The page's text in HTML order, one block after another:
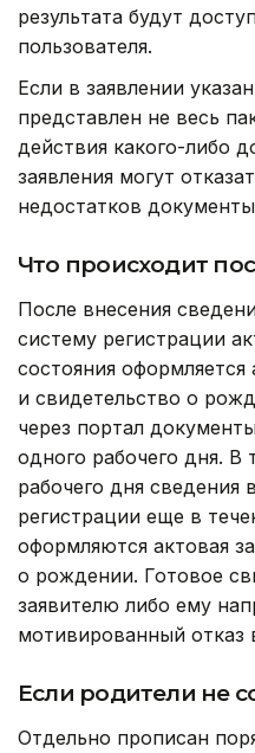
результата будут
пользователя.
Если в заявлении
представлен не весь
действия какого-либо
заявления могут
недостатков
Что происходит
После внесения
систему регистрации
состояния оформляется
и свидетельство о
через портал
одного рабочего дня. В
рабочего дня сведения
регистрации еще в
оформляются актовая
о рождении. Готовое
заявителю либо ему
мотивированный отказ
Если родители не
Отдельно прописан